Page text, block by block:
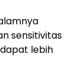
sensitivitas
lebih